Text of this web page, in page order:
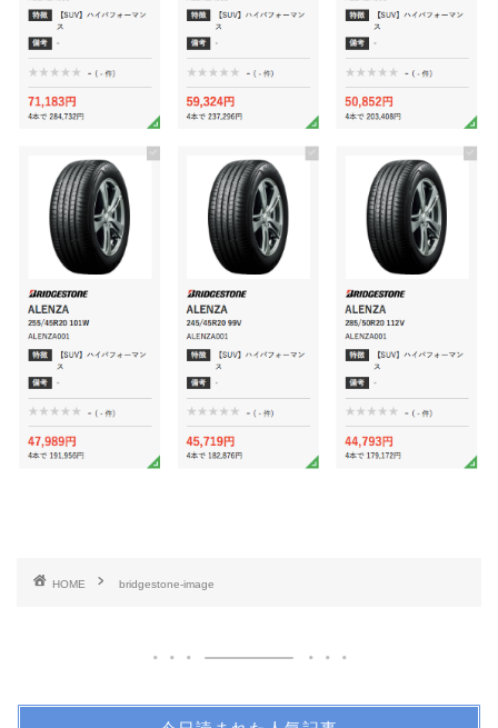
HOME bridgestone-image